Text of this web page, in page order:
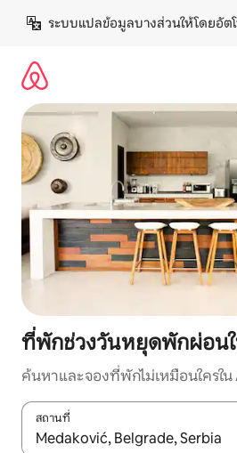
เนื้อหา
ระบบแปลข้อมูลบางส่วนให้โดยอัต
ที่พักช่วงวันหยุดพักผ่อนใ
ค้นหาและจองที่พักไม่เหมือนใครใน
สถานที่
ใช้ลูกศรขึ้นลง หรือใช้การสัมผัสหรือปั